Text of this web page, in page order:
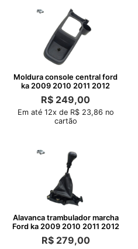
Moldura console central ford
ka 2009 2010 2011 2012
R$ 249,00
Em até 12x de R$ 23,86 no
cartão
Alavanca trambulador marcha
Ford ka 2009 2010 2011 2012
R$279,00